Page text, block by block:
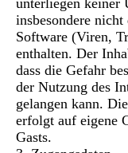
unterliegen keiner
insbesondere
Software (Viren,
enthalten. Der
dass die Gefahr
der Nutzung des
gelangen kann.
erfolgt auf eigene
Gasts.